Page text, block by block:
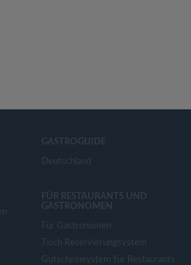
GASTROGUIDE
Deutschland
FÜR RESTAURANTS UND
GASTRONOMEN
Für Gastronomen
Tisch Reservierungsystem
Gutscheinsystem für Restaurants